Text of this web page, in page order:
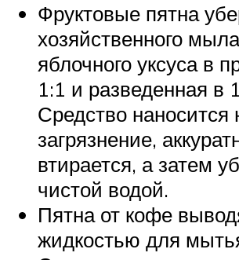
Фруктовые пятна
хозяйственного
яблочного уксуса в
1:1 и разведенная в
Средство наносится
загрязнение,
втирается, а затем
чистой водой.
Пятна от кофе
жидкостью для